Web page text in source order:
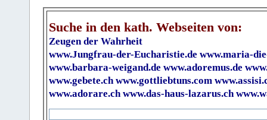
Suche in den kath. Webseiten von:
Zeugen der Wahrheit
www.Jungfrau-der-Eucharistie.de www.maria-
www.barbara-weigand.de www.adoremus.de
www.gebete.ch www.gottliebtuns.com
www.adorare.ch www.das-haus-lazarus.ch